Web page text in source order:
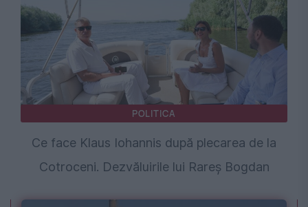
POLITICA
Ce face Klaus Iohannis după plecarea de la
Cotroceni. Dezvăluirile lui Rareș Bogdan